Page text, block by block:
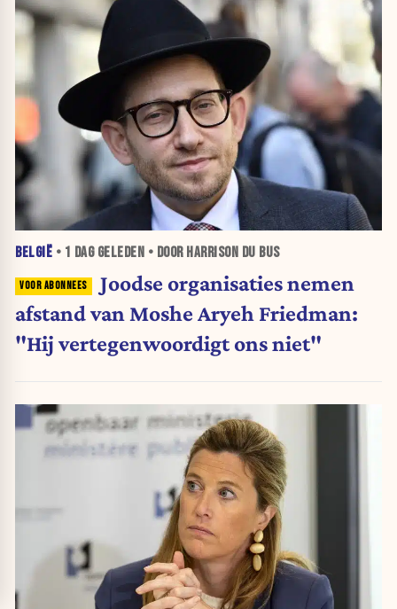
BELGIË • 1 DAGGELEDEN • DOOR HARRISON DU BUS
Joodse organisaties nemen
afstand van Moshe Aryeh Friedman:
"Hij vertegenwoordigt ons niet"